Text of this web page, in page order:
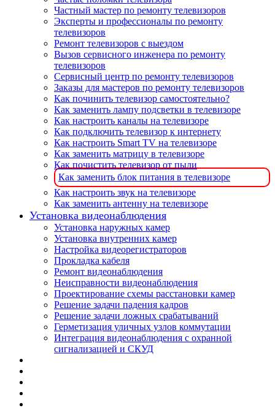
Частный мастер по ремонту телевизоров
Эксперты и профессионалы по ремонту
телевизоров
Ремонт телевизоров с выездом
Вызов сервисного инженера по ремонту
телевизоров
Сервисный центр по ремонту телевизоров
Заказы для мастеров по ремонту телевизоров
Как починить телевизор самостоятельно?
Как заменить лампу подсветки в телевизоре
Как настроить каналы на телевизоре
Как подключить телевизор к интернету
Как настроить Smart TV на телевизоре
Как заменить матрицу в телевизоре
Как почистить телевизор от пыли
Как заменить блок питания в телевизоре
Как настроить звук на телевизоре
Как заменить антенну на телевизоре
Установка видеонаблюдения
Установка наружных камер
Установка внутренних камер
Настройка видеорегистраторов
Прокладка кабеля
Ремонт видеонаблюдения
Неисправности видеонаблюдения
Проектирование схемы расстановки камер
Решение задачи падения кадров
Решение задачи ложных срабатываний
Герметизация уличных узлов коммутации
Интеграция видеонаблюдения с охранной
сигнализацией и СКУД